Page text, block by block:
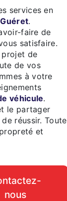
services en
Guéret.
faire de
satisfaire.
projet de
de vos
à votre
véhicule.
le partager
réussir. Toute
et
nous